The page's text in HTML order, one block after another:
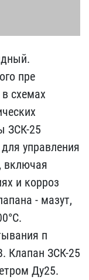
пре​
схемах
ЗСК-25
управления
в​ключая
и корроз​
- мазут,
п​
Клапан ЗСК-25​
Ду25.